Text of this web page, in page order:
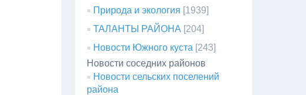
Природа и экология [1939]
ТАЛАНТЫ РАЙОНА [204]
Новости Южного куста [243]
Новости соседних районов
Новости сельских поселений
района